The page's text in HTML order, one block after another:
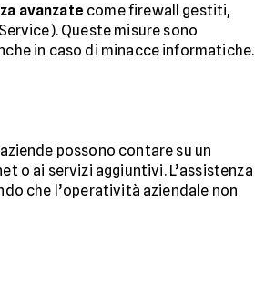
avanzate come firewall gestiti,
Queste misure sono
in caso di minacce informatiche.
possono contare su un
o ai servizi aggiuntivi. L’assistenza
che l’operatività aziendale non